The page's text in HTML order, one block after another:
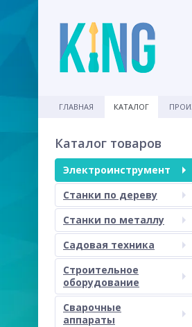
ГЛАВНАЯ КАТАЛОГ
Каталог товаров
Электроинструмент
Станки по дереву
Станки по металлу
Садовая техника
Строительное
оборудование
Сварочные
аппараты